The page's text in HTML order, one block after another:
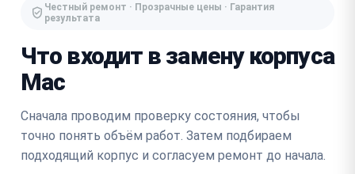
Честный ремонт · Прозрачные цены · Гарантия
результата
Что входит в замену корпуса
Mac
Сначала проводим проверку состояния, чтобы
точно понять объём работ. Затем подбираем
подходящий корпус и согласуем ремонт до начала.